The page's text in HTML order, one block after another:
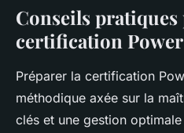
Conseils
certification
Préparer la certification
méthodique axée sur la
clés et une gestion